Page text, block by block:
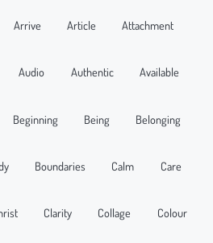
Arrive Article Attachment
Audio Authentic Available
Beginning Being Belonging
Boundaries Calm Care
Clarity Collage Colour